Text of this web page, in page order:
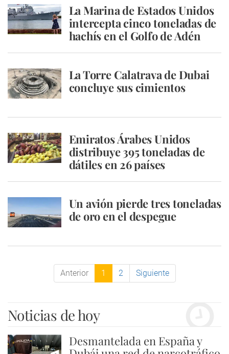
La Marina de Estados Unidos
intercepta cinco toneladas de
hachís en el Golfo de Adén
La Torre Calatrava de Dubai
concluye sus cimientos
Emiratos Árabes Unidos
distribuye 395 toneladas de
dátiles en 26 países
Un avión pierde tres toneladas
de oro en el despegue
Anterior 1 2 Siguiente
Noticias de hoy
Desmantelada en España y